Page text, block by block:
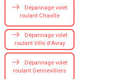
Dépannage volet
roulant Chaville
Dépannage volet
roulant Ville d'Avray
Dépannage volet
roulant Gennevilliers